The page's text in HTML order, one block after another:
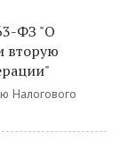
ФЗ "О
вторую
Налогового